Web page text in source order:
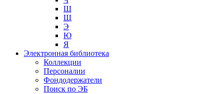
Ш
Щ
Э
Ю
Я
Электронная библиотека
Коллекции
Персоналии
Фондодержатели
Поиск по ЭБ